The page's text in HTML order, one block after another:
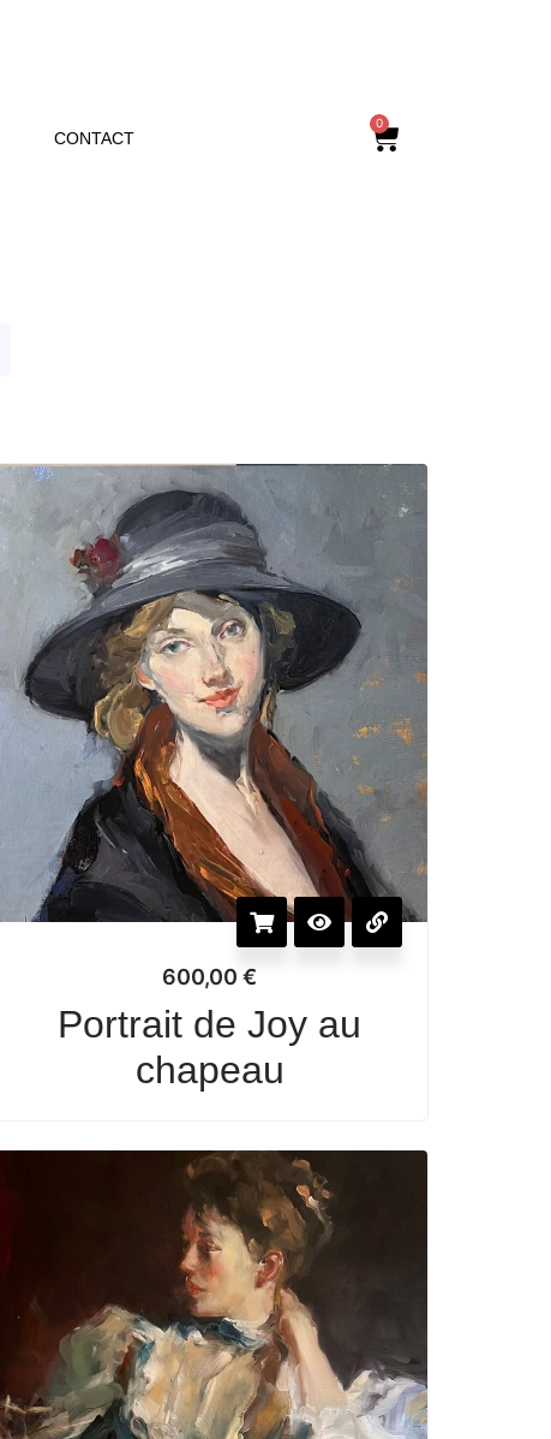
CONTACT
0
600,00€
Portrait de Joy au
chapeau